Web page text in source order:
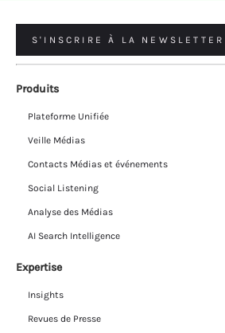
S'INSCRIRE À LA NEWSLETTER
Produits
Plateforme Unifiée
Veille Médias
Contacts Médias et événements
Social Listening
Analyse des Médias
AI Search Intelligence
Expertise
Insights
Revues de Presse